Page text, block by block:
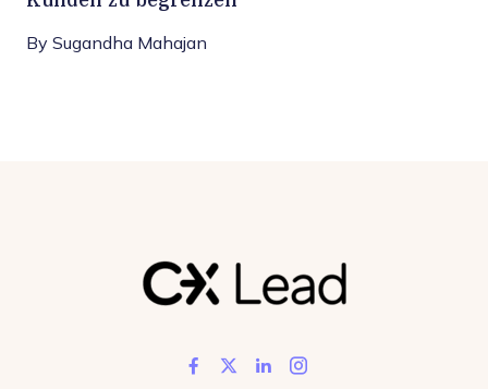
By Sugandha Mahajan
Like us on Facebook
Follow us on Twitter
Add us on LinkedIn
Follow us on